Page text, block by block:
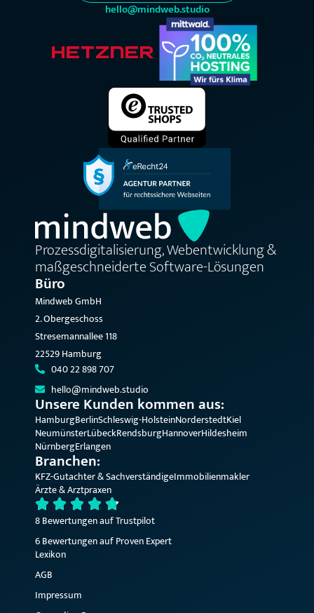
hello@mindweb.studio
Prozessdigitalisierung, Webentwicklung &
maßgeschneiderte Software-Lösungen
Büro
Mindweb GmbH
2. Obergeschoss
Stresemannallee 118
22529 Hamburg
040 22 898 707
hello@mindweb.studio
Unsere Kunden kommen aus:
HamburgBerlinSchleswig-HolsteinNorderstedtKiel
NeumünsterLübeckRendsburgHannoverHildesheim
NürnbergErlangen
Branchen:
KFZ-Gutachter & SachverständigeImmobilienmakler
Ärzte & Arztpraxen
8 Bewertungen auf Trustpilot
6 Bewertungen auf Proven Expert
Lexikon
AGB
Impressum